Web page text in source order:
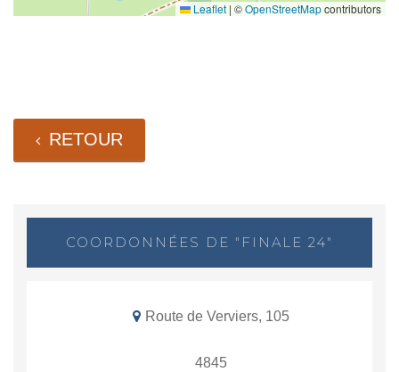
Leaflet | ©OpenStreetMapcontributors
RETOUR
COORDONNÉES DE "FINALE 24"
Route de Verviers, 105
4845